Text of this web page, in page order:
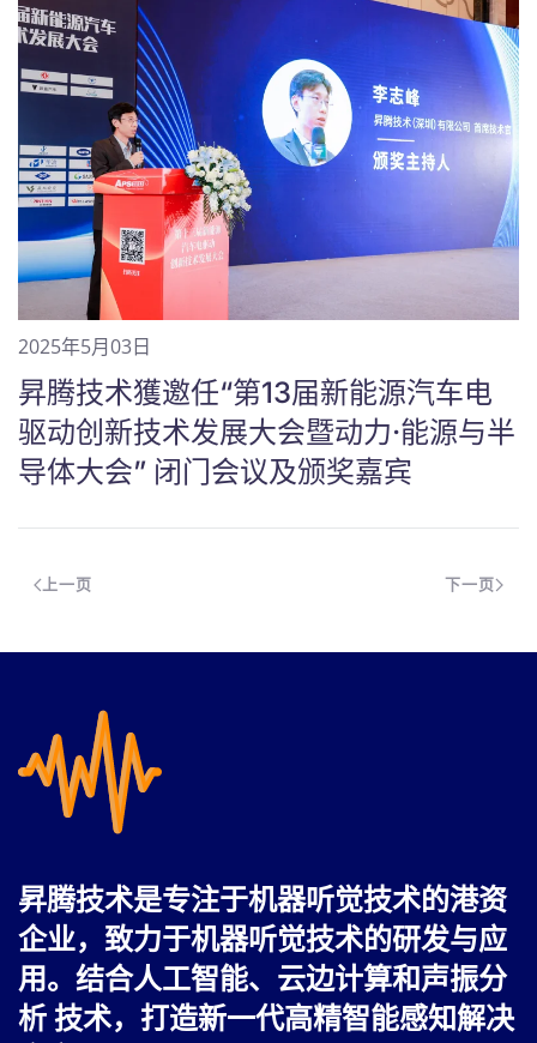
2025年5月03日
昇腾技术獲邀任“第13届新能源汽车电
驱动创新技术发展大会暨动力·能源与半
导体大会” 闭门会议及颁奖嘉宾
上一页 下一页
昇腾技术是专注于机器听觉技术的港资
企业，致力于机器听觉技术的研发与应
用。 结合人工智能、云边计算和声振分
析 技术，打造新一代高精智能感知解决